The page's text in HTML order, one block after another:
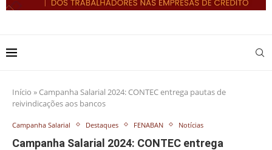
Início » Campanha Salarial 2024: CONTEC entrega pautas de
reivindicações aos bancos
Campanha Salarial Destaques FENABAN Notícias
Campanha Salarial 2024: CONTEC entrega